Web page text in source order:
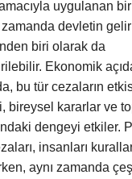
uygulanan
zamanda devletin
biri olarak da
Ekonomik
bu tür cezaların
bireysel kararlar ve
dengeyi etkiler.
insanları
aynı zamanda